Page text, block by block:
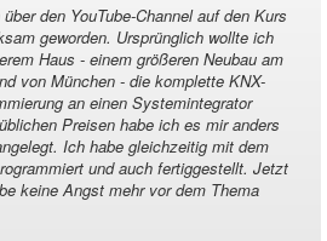
den YouTube-Channel auf den Kurs
geworden. Ursprünglich wollte ich
Haus - einem größeren Neubau am
von München - die komplette KNX-
an einen Systemintegrator
Preisen habe ich es mir anders
Ich habe gleichzeitig mit dem
und auch fertiggestellt. Jetzt
keine Angst mehr vor dem Thema